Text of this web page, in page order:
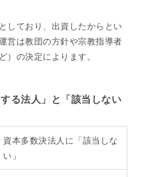
しており、出資したからとい
営は教団の方針や宗教指導者
）の決定によります。
る法人」と「該当しない
資本多数決法人に「該当しな
い」